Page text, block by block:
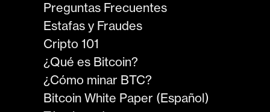
Preguntas Frecuentes
Estafas y Fraudes
Cripto 101
¿Qué es Bitcoin?
¿Cómo minar BTC?
Bitcoin White Paper (Español)